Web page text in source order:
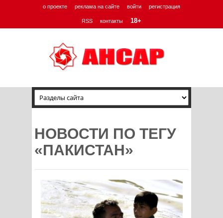
о проекте реклама на сайте войти регистрация
RSS контакты 18+
НОВОСТИ ПО ТЕГУ
«ПАКИСТАН»